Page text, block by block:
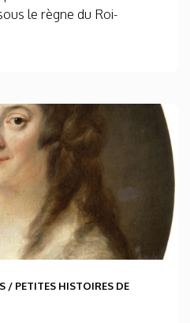
le règne du Roi-
/ PETITES HISTOIRES DE